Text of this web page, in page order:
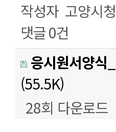
작성자 고양시
댓글0건
응시원서양
(55.5K)
28회 다운로드